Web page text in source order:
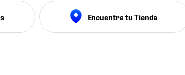
Encuentra tu Tienda